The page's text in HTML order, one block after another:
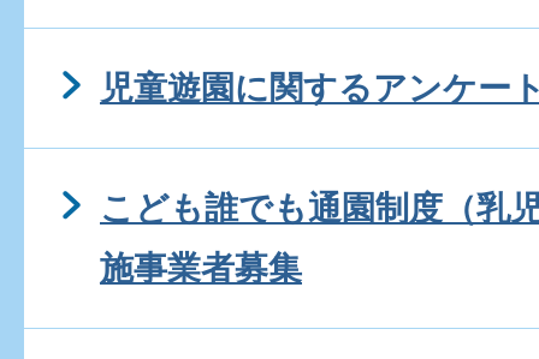
児童遊園に関するアンケー
こども誰でも通園制度（乳
施事業者募集